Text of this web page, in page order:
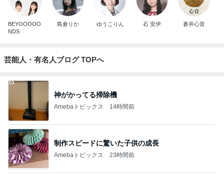
BEYOOOOO
NDS
島倉りか ゆうこりん 石 安伊 蒼井心音
芸能人・有名人ブログ TOPへ
神がかってる掃除機
Amebaトピックス 14時間前
制作スピードに驚いた子供の成長
Amebaトピックス 23時間前